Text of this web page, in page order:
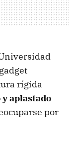
rígida
aplastado
por